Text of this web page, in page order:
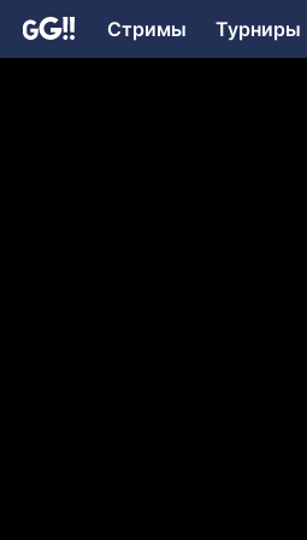
Стримы Турниры